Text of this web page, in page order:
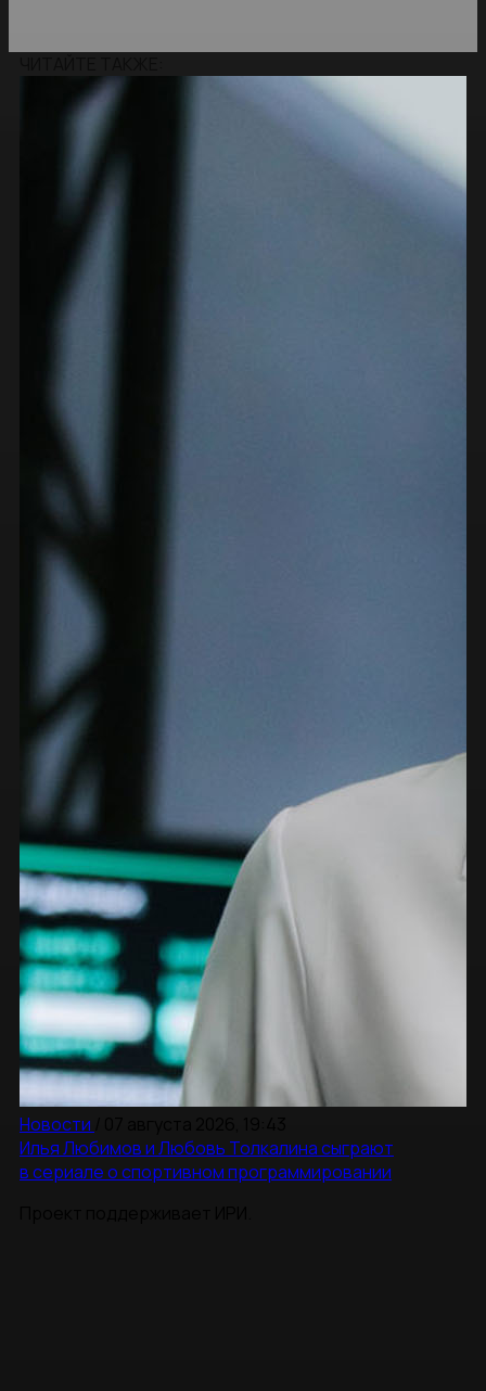
Новости
Илья Любимов и Любовь Толкалина сыграют
в сериале о спортивном программировании